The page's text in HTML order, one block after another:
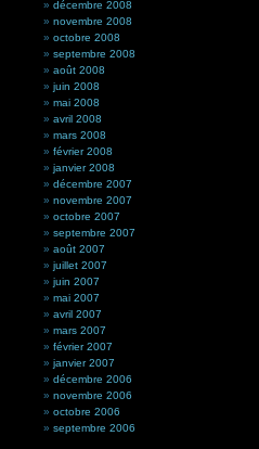
décembre 2008
novembre 2008
octobre 2008
septembre 2008
août 2008
juin 2008
mai 2008
avril 2008
mars 2008
février 2008
janvier 2008
décembre 2007
novembre 2007
octobre 2007
septembre 2007
août 2007
juillet 2007
juin 2007
mai 2007
avril 2007
mars 2007
février 2007
janvier 2007
décembre 2006
novembre 2006
octobre 2006
septembre 2006